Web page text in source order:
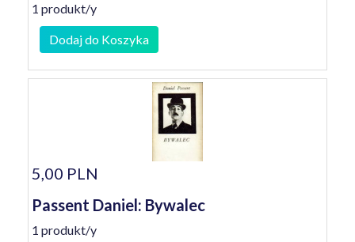
1 produkt/y
Dodaj do Koszyka
5,00 PLN
Passent Daniel: Bywalec
1 produkt/y